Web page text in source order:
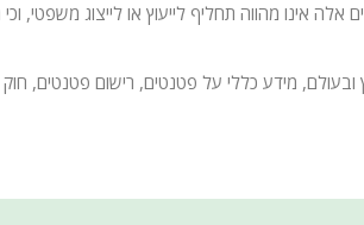
אינו מהווה תחליף לייעוץ או לייצוג משפטי,
מידע כללי על פטנטים, רישום פטנטים, חוק